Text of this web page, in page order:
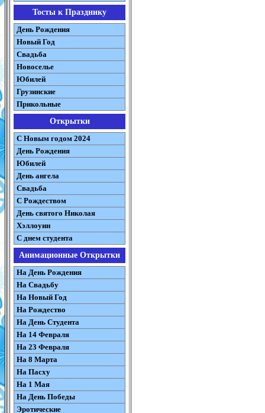
Тосты к Празднику
День Рождения
Новый Год
Свадьба
Новоселье
Юбилей
Грузинские
Прикольные
Открытки
С Новым годом 2024
День Рождения
Юбилей
День ангела
Свадьба
С Рождеством
День святого Николая
Хэллоуин
С днем студента
Анимационные Открытки
На День Рождения
На Свадьбу
На Новый Год
На Рождество
На День Студента
На 14 Февраля
На 23 Февраля
На 8 Марта
На Пасху
На 1 Мая
На День Победы
Эротические